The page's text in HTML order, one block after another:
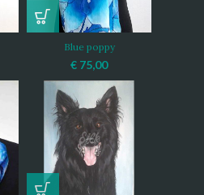
Blue poppy
€ 75,00